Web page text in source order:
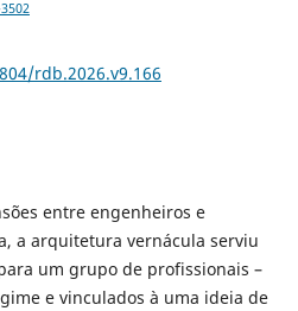
rdb.2026.v9.166
entre engenheiros e
a arquitetura vernácula serviu
um grupo de profissionais –
e vinculados à uma ideia de